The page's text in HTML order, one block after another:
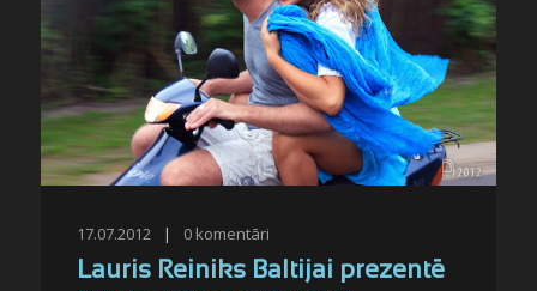
17.07.2012 | 0 komentāri
Lauris Reiniks Baltijai prezentē